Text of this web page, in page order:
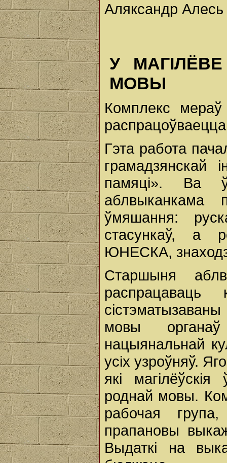
Аляксандр Алесь
У
МОВЫ
Комплекс
Гэта работа
грамадзянскай
памяці». Ва
аблвыканкама
ўмяшання:
стасункаў, а
ЮНЕСКА,
Старшыня
мовы
нацыянальнай
усіх узроўняў.
які
роднай мовы.
рабочая
прапановы
Выдаткі на